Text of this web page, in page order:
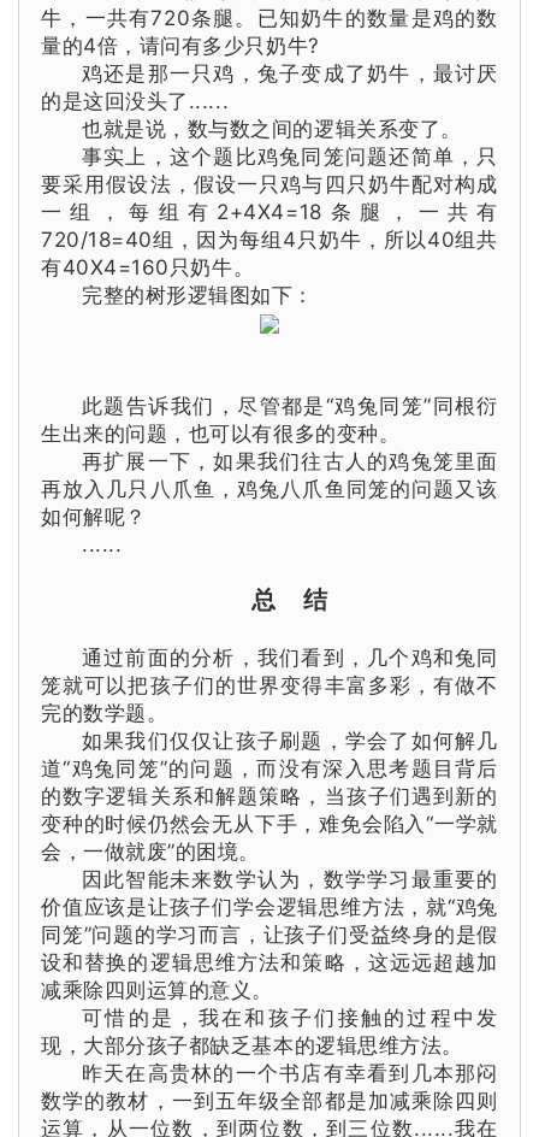
牛，一共有720条腿。已知奶牛的数量是鸡的数
量的4倍，请问有多少只奶牛?
鸡还是那一只鸡，兔子变成了奶牛，最讨厌
的是这回没头了......
也就是说，数与数之间的逻辑关系变了。
事实上，这个题比鸡兔同笼问题还简单，只
要采用假设法，假设一只鸡与四只奶牛配对构成
一组，每组有2+4X4=18条腿，一共有
720/18=40组，因为每组4只奶牛，所以40组共
有40X4=160只奶牛。
完整的树形逻辑图如下：
此题告诉我们，尽管都是“鸡兔同笼”同根衍
生出来的问题，也可以有很多的变种。
再扩展一下，如果我们往古人的鸡兔笼里面
再放入几只八爪鱼，鸡兔八爪鱼同笼的问题又该
如何解呢？
......
总 结
通过前面的分析，我们看到，几个鸡和兔同
笼就可以把孩子们的世界变得丰富多彩，有做不
完的数学题。
如果我们仅仅让孩子刷题，学会了如何解几
道“鸡兔同笼”的问题，而没有深入思考题目背后
的数字逻辑关系和解题策略，当孩子们遇到新的
变种的时候仍然会无从下手，难免会陷入“一学就
会，一做就废”的困境。
因此智能未来数学认为，数学学习最重要的
价值应该是让孩子们学会逻辑思维方法，就“鸡兔
同笼”问题的学习而言，让孩子们受益终身的是假
设和替换的逻辑思维方法和策略，这远远超越加
减乘除四则运算的意义。
可惜的是，我在和孩子们接触的过程中发
现，大部分孩子都缺乏基本的逻辑思维方法。
昨天在高贵林的一个书店有幸看到几本那闷
数学的教材，一到五年级全部都是加减乘除四则
运算，从一位数，到两位数，到三位数......我在